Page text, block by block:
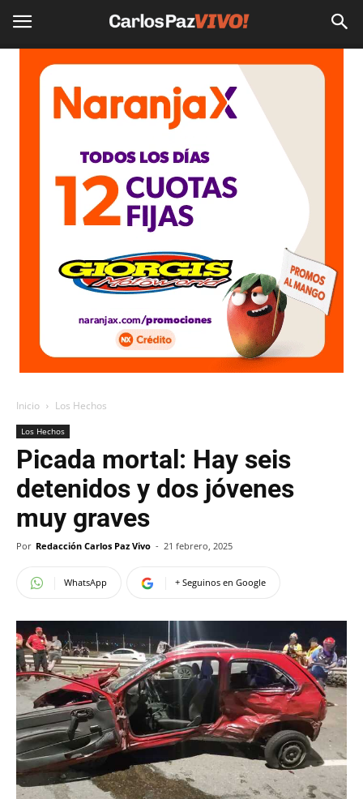
Inicio Los Hechos
Los Hechos
Picada mortal: Hay seis
detenidos y dos jóvenes
muy graves
Por Redacción Carlos Paz Vivo - 21 febrero, 2025
WhatsApp + Seguinos en Google